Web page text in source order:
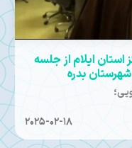
ایلام از جلسه
بدره
2025-02-18